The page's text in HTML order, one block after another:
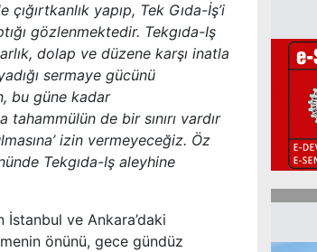
yapıp, Tek Gıda-İş’i
gözlenmektedir. Tekgıda-Iş
dolap ve düzene karşı inatla
sermaye gücünü
bu güne kadar
tahammülün de bir sınırı vardır
izin vermeyeceğiz. Öz
Tekgıda-Iş aleyhine
ve Ankara’daki
önünü, gece gündüz